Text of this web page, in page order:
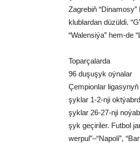
Zag­re­biň
klub­lar­dan dü­zül­di.
“Wa­len­si­ýa” hem-de
To­par­ça­lar­da
96 du­şu­şyk oý­na­lar
Çem­pi­on­lar
şyk­lar 1-2-nji
şyk­lar 26-27-nji
şyk ge­çi­ri­ler. Fut­bol
wer­pul”–“Na­po­li”,